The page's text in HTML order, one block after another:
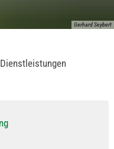
Gerhard Seybert
Dienstleistungen